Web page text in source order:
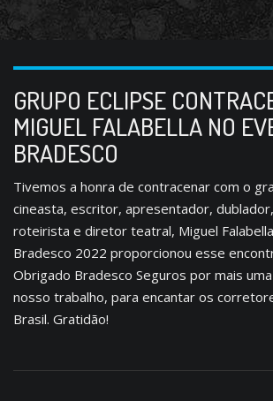
t
e
GRUPO ECLIPSE
MIGUEL FALABELLA NO
BRADESCO
Tivemos a honra de contracenar com o
cineasta, escritor, apresentador,
roteirista e diretor teatral, Miguel
Bradesco 2022 proporcionou esse
Obrigado Bradesco Seguros por mais
nosso trabalho, para encantar os
Brasil. Gratidão!